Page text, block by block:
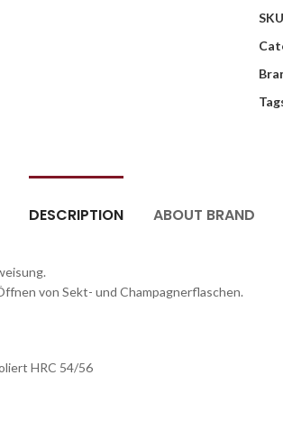
DESCRIPTION ABOUT BRAND
von Sekt- und Champagnerflaschen.
HRC 54/56